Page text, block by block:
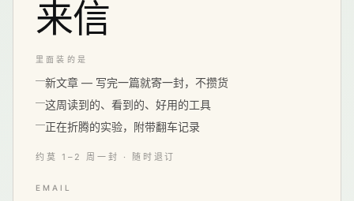
来信
里面装的是
新文章 — 写完一篇就寄一封，不攒货
这周读到的、看到的、好用的工具
正在折腾的实验，附带翻车记录
约莫 1–2 周一封 · 随时退订
EMAIL